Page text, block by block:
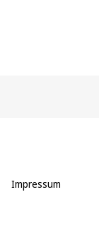
Impressum